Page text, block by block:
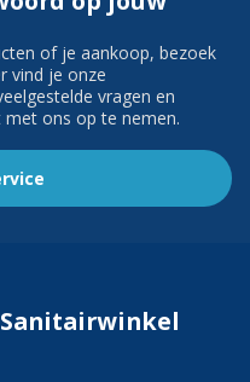
of je aankoop, bezoek
vind je onze
vragen en
ons op te nemen.